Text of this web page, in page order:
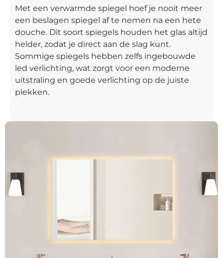
Met een verwarmde spiegel hoef je nooit meer
een beslagen spiegel af te nemen na een hete
douche. Dit soort spiegels houden het glas altijd
helder, zodat je direct aan de slag kunt.
Sommige spiegels hebben zelfs ingebouwde
led verlichting, wat zorgt voor een moderne
uitstraling en goede verlichting op de juiste
plekken.